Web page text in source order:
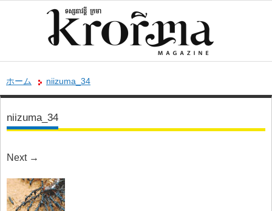
ホーム niizuma_34
niizuma_34
Next →